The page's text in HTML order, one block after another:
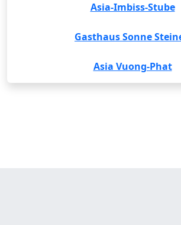
Asia-Imbiss-Stube
Gasthaus Sonne
Asia Vuong-Phat